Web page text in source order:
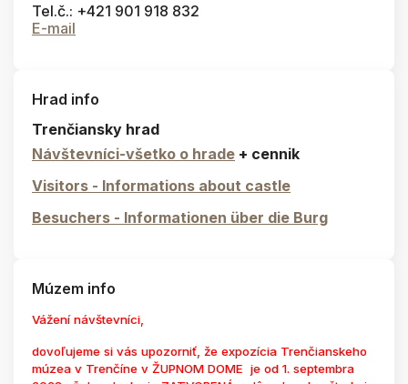
Tel.č.: +421 901 918 832
E-mail
Hrad info
Trenčiansky hrad
Návštevníci-všetko o hrade + cennik
Visitors - Informations about castle
Besuchers - Informationen über die Burg
Múzem info
Vážení návštevníci,
dovoľujeme si vás upozorniť, že expozícia Trenčianskeho
múzea v Trenčíne v ŽUPNOM DOME je od 1. septembra